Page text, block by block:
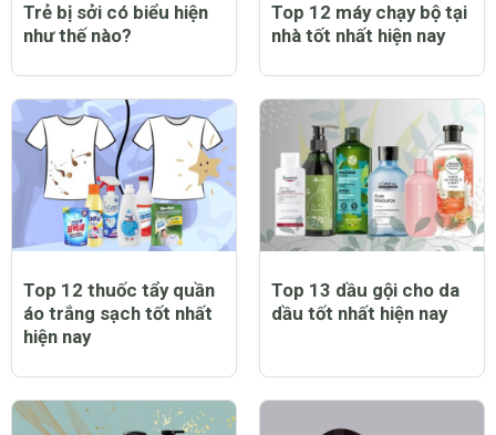
Trẻ bị sởi có biểu hiện
như thế nào?
Top 12 máy chạy bộ tại
nhà tốt nhất hiện nay
Top 12 thuốc tẩy quần
áo trắng sạch tốt nhất
hiện nay
Top 13 dầu gội cho da
dầu tốt nhất hiện nay